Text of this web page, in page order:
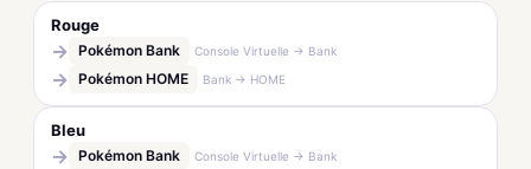
Rouge
→ Pokémon Bank Console Virtuelle → Bank
→ Pokémon HOME Bank → HOME
Bleu
→ Pokémon Bank Console Virtuelle → Bank